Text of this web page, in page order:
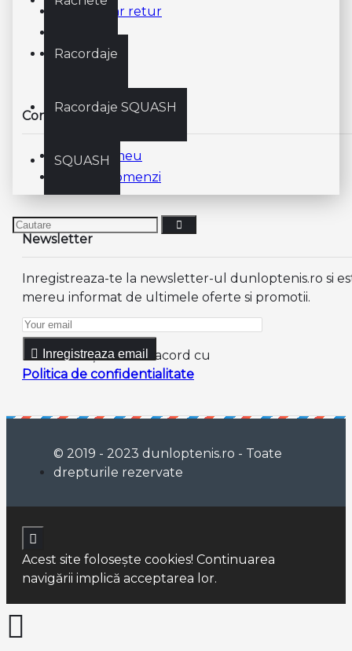
Racordaje
Racordaje SQUASH
SQUASH
Formular retur
ODR
Contul meu
Contul meu
Istoric Comenzi
Newsletter
Inregistreaza-te la newsletter-ul dunloptenis.ro si
mereu informat de ultimele oferte si promotii.
Inregistreaza email
Am citit şi sunt de acord cu
Politica de confidentialitate
© 2019 - 2023 dunloptenis.ro - Toate
drepturile rezervate
Acest site foloseşte cookies! Continuarea
navigării implică acceptarea lor.